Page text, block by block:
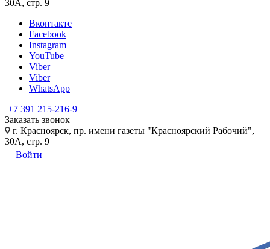
30А, стр. 9
Вконтакте
Facebook
Instagram
YouTube
Viber
Viber
WhatsApp
+7 391 215-216-9
Заказать звонок
г. Красноярск, пр. имени газеты "Красноярский Рабочий",
30А, стр. 9
Войти